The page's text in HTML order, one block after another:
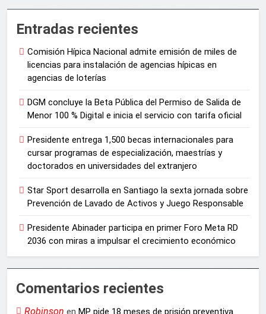
Entradas recientes
Comisión Hípica Nacional admite emisión de miles de
licencias para instalación de agencias hípicas en
agencias de loterías
DGM concluye la Beta Pública del Permiso de Salida de
Menor 100 % Digital e inicia el servicio con tarifa oficial
Presidente entrega 1,500 becas internacionales para
cursar programas de especialización, maestrías y
doctorados en universidades del extranjero
Star Sport desarrolla en Santiago la sexta jornada sobre
Prevención de Lavado de Activos y Juego Responsable
Presidente Abinader participa en primer Foro Meta RD
2036 con miras a impulsar el crecimiento económico
Comentarios recientes
Robinson